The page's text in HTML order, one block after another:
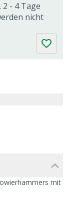
- 4 Tage
nicht
mit